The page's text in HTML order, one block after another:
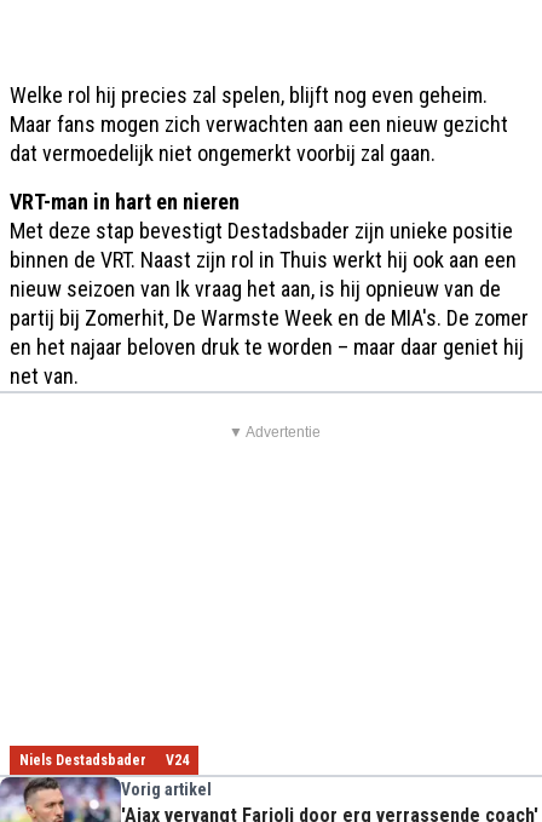
Welke rol hij precies zal spelen, blijft nog even geheim.
Maar fans mogen zich verwachten aan een nieuw gezicht
dat vermoedelijk niet ongemerkt voorbij zal gaan.
VRT-man in hart en nieren
Met deze stap bevestigt Destadsbader zijn unieke positie
binnen de VRT. Naast zijn rol in Thuis werkt hij ook aan een
nieuw seizoen van Ik vraag het aan, is hij opnieuw van de
partij bij Zomerhit, De Warmste Week en de MIA's. De zomer
en het najaar beloven druk te worden – maar daar geniet hij
net van.
▼ Advertentie
Niels Destadsbader V24
Vorig artikel
'Ajax vervangt Farioli door erg verrassende coach'